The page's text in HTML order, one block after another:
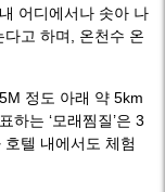
어디에서나 솟아 나
고 하며, 온천수 온
정도 아래 약 5km
하는 ‘모래찜질’은 3
텔 내에서도 체험